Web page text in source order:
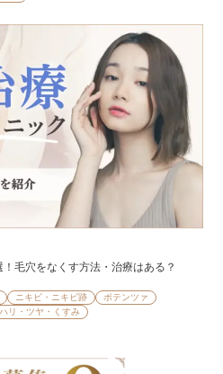
毛穴をなくす方法・治療はある？
ニキビ・ニキビ跡
ポテンツァ
リ・ツヤ・くすみ